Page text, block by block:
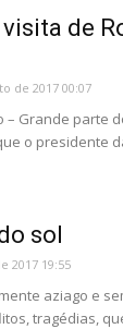
de
de 2017 00:07
– Grande parte
o presidente
sol
2017 19:55
aziago e
tragédias,